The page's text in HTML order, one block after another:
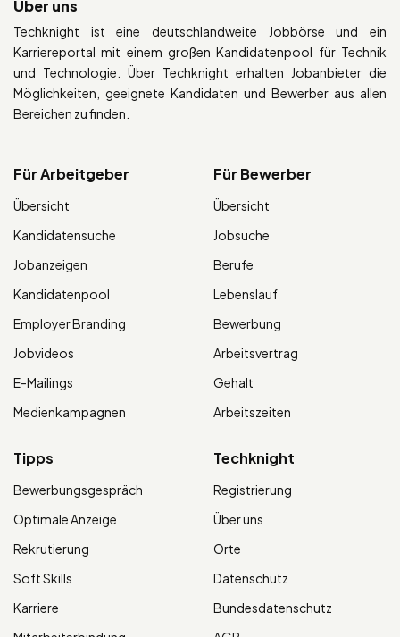
Über uns
Techknight ist eine deutschlandweite Jobbörse und ein
Karriereportal mit einem großen Kandidatenpool für Technik
und Technologie. Über Techknight erhalten Jobanbieter die
Möglichkeiten, geeignete Kandidaten und Bewerber aus allen
Bereichen zu finden.
Für Arbeitgeber
Übersicht
Kandidatensuche
Jobanzeigen
Kandidatenpool
Employer Branding
Jobvideos
E-Mailings
Medienkampagnen
Für Bewerber
Übersicht
Jobsuche
Berufe
Lebenslauf
Bewerbung
Arbeitsvertrag
Gehalt
Arbeitszeiten
Tipps
Bewerbungsgespräch
Optimale Anzeige
Rekrutierung
Soft Skills
Karriere
Techknight
Registrierung
Über uns
Orte
Datenschutz
Bundesdatenschutz